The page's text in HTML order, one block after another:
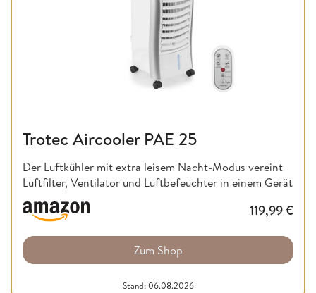
Trotec Aircooler PAE 25
Der Luftkühler mit extra leisem Nacht-Modus vereint
Luftfilter, Ventilator und Luftbefeuchter in einem Gerät
119,99€
Zum Shop
Stand: 06.08.2026